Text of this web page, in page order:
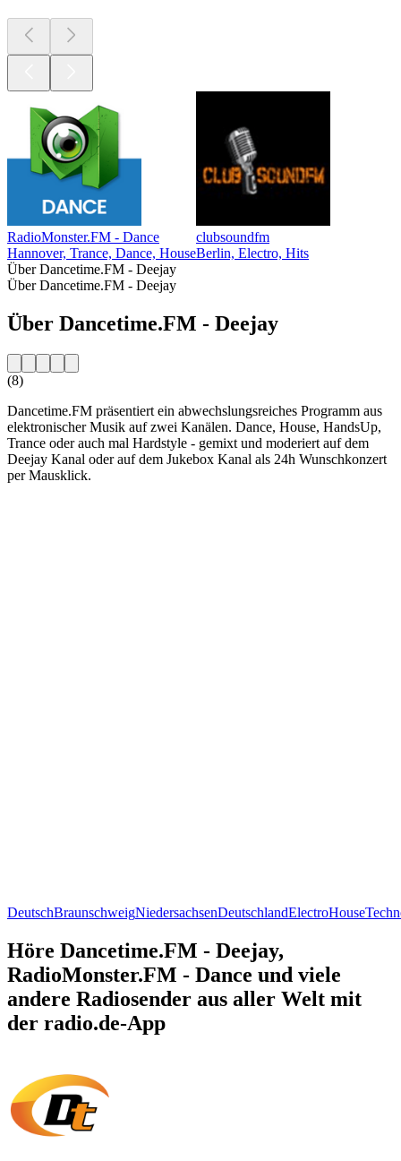
RadioMonster.FM - Dance
Hannover, Trance, Dance, House
clubsoundfm
Berlin, Electro, Hits
Über Dancetime.FM - Deejay
Über Dancetime.FM - Deejay
Über Dancetime.FM - Deejay
(8)
Dancetime.FM präsentiert ein abwechslungsreiches Programm aus
elektronischer Musik auf zwei Kanälen. Dance, House, HandsUp,
Trance oder auch mal Hardstyle - gemixt und moderiert auf dem
Deejay Kanal oder auf dem Jukebox Kanal als 24h Wunschkonzert
per Mausklick.
DeutschBraunschweigNiedersachsenDeutschlandElectroHouse
Höre Dancetime.FM - Deejay,
RadioMonster.FM - Dance und viele
andere Radiosender aus aller Welt mit
der radio.de-App